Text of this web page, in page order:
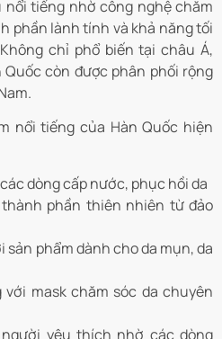
tiếng nhờ công nghệ chăm
phần lành tính và khả năng tối
chỉ phổ biến tại châu Á,
còn được phân phối rộng
nổi tiếng của Hàn Quốc hiện
dòng cấp nước, phục hồi da
phần thiên nhiên từ đảo
sản phẩm dành cho da mụn, da
với mask chăm sóc da chuyên
yêu thích nhờ các dòng